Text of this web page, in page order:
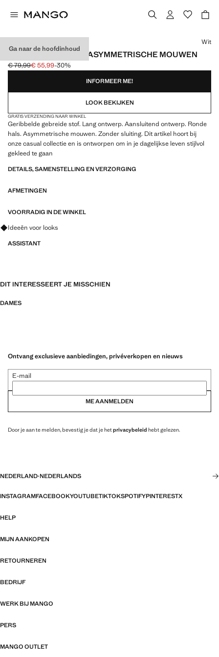
Ga naar de hoofdinhoud
GERIBDE JURK MET ASYMMETRISCHE MOUWEN
Oorspronkelijke prijs doorgehaald [€ 79,99 ]
€ 79,99
Huidige prijs [€ 55,99 ]
€ 55,99-30%
Kies een kleur
Wit
INFORMEER ME!
LOOK BEKIJKEN
GRATIS VERZENDING NAAR WINKEL
Geribbelde gebreide stof. Lang ontwerp. Aansluitend ontwerp. Ronde
hals. Asymmetrische mouwen. Zonder sluiting. Dit artikel hoort bij
onze casual collectie en is ontworpen om in je dagelijkse leven stijlvol
gekleed te gaan
DETAILS, SAMENSTELLING EN VERZORGING
AFMETINGEN
VOORRADIG IN DE WINKEL
Vraag om outfitideeën, kledingstukken en trends
Ideeën voor looks
ASSISTANT
DIT INTERESSEERT JE MISSCHIEN
DAMES
Ontvang exclusieve aanbiedingen, privéverkopen en nieuws
E-mail
ME AANMELDEN
Door je aan te melden, bevestig je dat je hetprivacybeleid hebt gelezen.
NEDERLAND·NEDERLANDS
INSTAGRAMFACEBOOKYOUTUBETIKTOKSPOTIFYPINTERESTX
HELP
MIJN AANKOPEN
RETOURNEREN
BEDRIJF
WERK BIJ MANGO
PERS
MANGO OUTLET